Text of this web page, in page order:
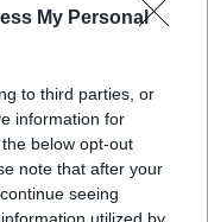
My Personal
to third parties, or
information for
below opt-out
note that after your
seeing
utilized by
presunti autori di un
alle 4,30 di
a Capalle.
tre ragazzi di 21
di 40 giorni.